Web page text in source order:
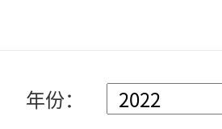
年份：